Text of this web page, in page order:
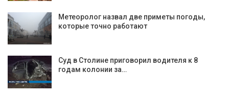
Метеоролог назвал две приметы погоды,
которые точно работают
Суд в Столине приговорил водителя к 8
годам колонии за…